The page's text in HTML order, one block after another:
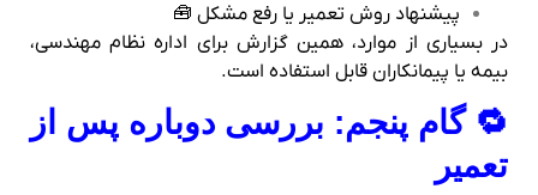
پیشنهاد روش تعمیر یا رفع مشکل 🧰
در بسیاری از موارد، همین گزارش برای اداره نظام مهندسی،
بیمه یا پیمانکاران قابل استفاده است.
🔁 گام پنجم: بررسی دوباره پس از
تعمیر